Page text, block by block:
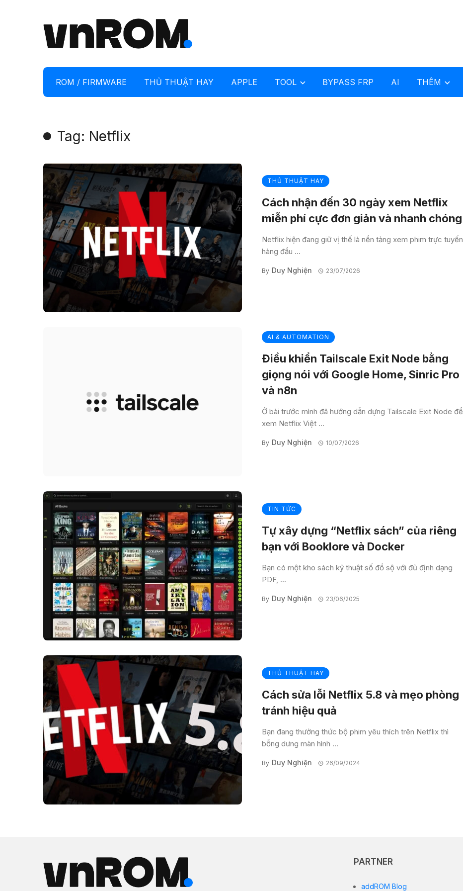
ROM / FIRMWARE THỦ THUẬT HAY APPLE TOOL BYPASS FRP AI THÊM
Tag: Netflix
THỦ THUẬT HAY
Cách nhận đến 30 ngày xem Netflix
miễn phí cực đơn giản và nhanh chóng
Netflix hiện đang giữ vị thế là nền tảng xem phim trực tuyến
hàng đầu ...
By Duy Nghiện 23/07/2026
AI & AUTOMATION
Điều khiển Tailscale Exit Node bằng
giọng nói với Google Home, Sinric Pro
và n8n
Ở bài trước mình đã hướng dẫn dựng Tailscale Exit Node để
xem Netflix Việt ...
By Duy Nghiện 10/07/2026
TIN TỨC
Tự xây dựng “Netflix sách” của riêng
bạn với Booklore và Docker
Bạn có một kho sách kỹ thuật số đồ sộ với đủ định dạng
PDF, ...
By Duy Nghiện 23/06/2025
THỦ THUẬT HAY
Cách sửa lỗi Netflix 5.8 và mẹo phòng
tránh hiệu quả
Bạn đang thưởng thức bộ phim yêu thích trên Netflix thì
bỗng dưng màn hình ...
By Duy Nghiện 26/09/2024
PARTNER
addROM Blog